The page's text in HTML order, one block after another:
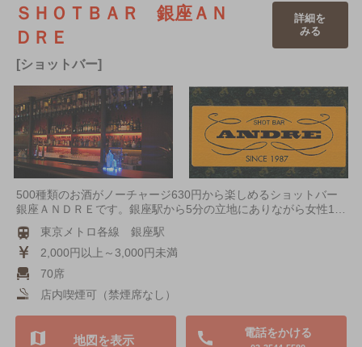
ＳＨＯＴＢＡＲ 銀座ＡＮ
ＤＲＥ
[ショットバー]
詳細を
みる
500種類のお酒がノーチャージ630円から楽しめるショットバー
銀座ＡＮＤＲＥです。銀座駅から5分の立地にありながら女性1…
東京メトロ各線 銀座駅
2,000円以上～3,000円未満
70席
店内喫煙可（禁煙席なし）
電話をかける
地図を表示